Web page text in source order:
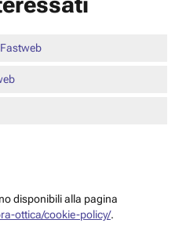
disponibili alla pagina
ottica/cookie-policy/.